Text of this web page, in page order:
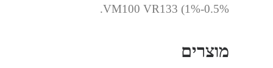
0.5%-1%) VM100 VR133.
מוצרים